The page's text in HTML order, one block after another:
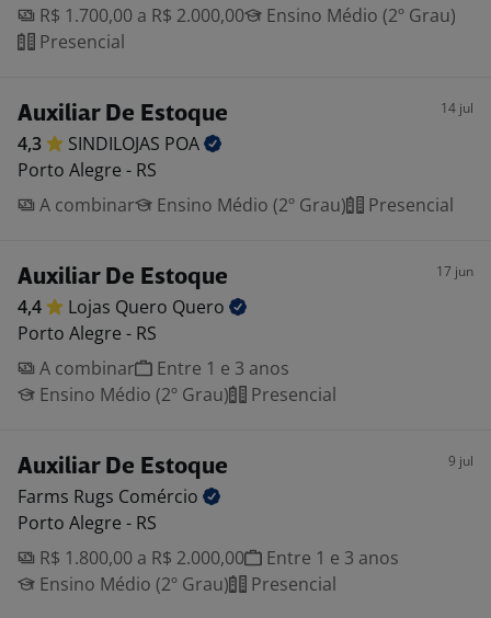
R$ 1.700,00 a R$ 2.000,00
Ensino Médio (2º Grau)
Presencial
Auxiliar De Estoque 14 jul
4,3 SINDILOJAS POA
Porto Alegre - RS
A combinar
Ensino Médio (2º Grau) Presencial
Auxiliar De Estoque 17 jun
4,4 Lojas Quero Quero
Porto Alegre - RS
A combinar
Entre 1 e 3 anos
Ensino Médio (2º Grau)
Presencial
Auxiliar De Estoque 9 jul
Farms Rugs Comércio
Porto Alegre - RS
R$ 1.800,00 a R$ 2.000,00
Entre 1 e 3 anos
Ensino Médio (2º Grau)
Presencial